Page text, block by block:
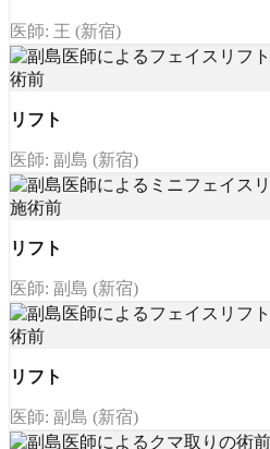
医師: 王 (新宿)
リフト
医師: 副島 (新宿)
リフト
医師: 副島 (新宿)
リフト
医師: 副島 (新宿)